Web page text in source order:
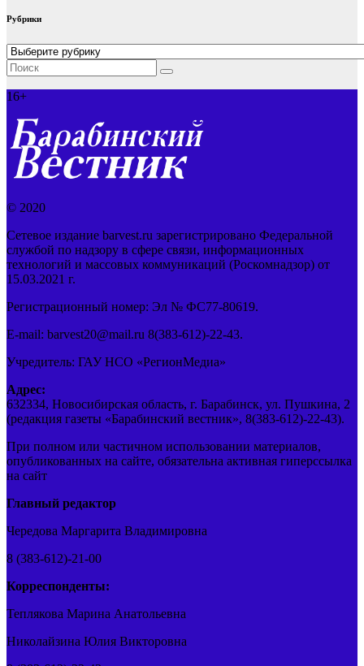
Рубрики
Рубрики
16+
© 2020
Сетевое издание barvest.ru зарегистрировано Федеральной
службой по надзору в сфере связи, информационных
технологий и массовых коммуникаций (Роскомнадзор) от
15.03.2021 г.
Регистрационный номер: Эл № ФС77-80619.
E-mail: barvest20@mail.ru 8(383-612)-22-43.
Учредитель: ГАУ НСО «РегионМедиа»
Адрес:
632334, Новосибирская область, г. Барабинск, ул. Пушкина, 2
(редакция газеты «Барабинский вестник», 8(383-612)-22-43).
При полном или частичном использовании материалов,
опубликованных на сайте, обязательна активная гиперссылка
на сайт
Главный редактор
Чередова Маргарита Владимировна
8 (383-612)-21-00
Корреспонденты:
Теплякова Марина Анатольевна
Николайзина Юлия Викторовна